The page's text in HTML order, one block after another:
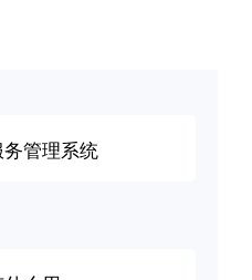
管理系统